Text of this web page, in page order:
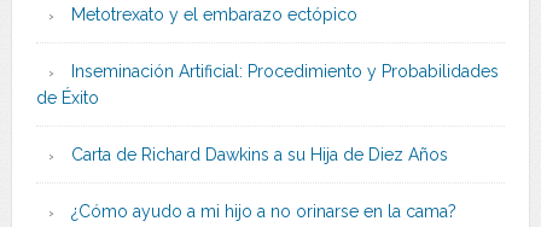
Metotrexato y el embarazo ectópico
Inseminación Artificial: Procedimiento y Probabilidades
de Éxito
Carta de Richard Dawkins a su Hija de Diez Años
¿Cómo ayudo a mi hijo a no orinarse en la cama?